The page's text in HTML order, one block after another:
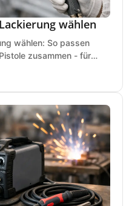
wählen
wählen: So passen
zusammen - für